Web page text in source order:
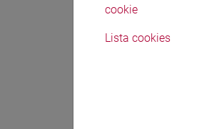
cookie
Lista cookies